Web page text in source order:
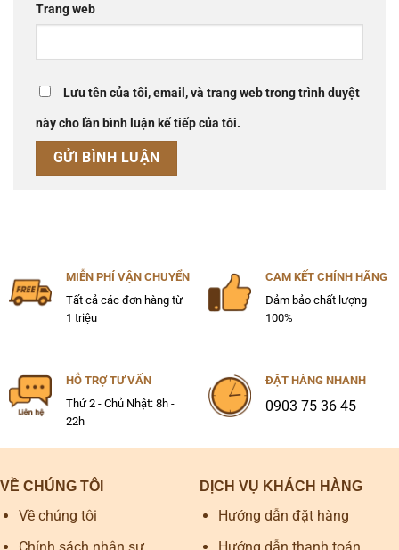
Trang web
Lưu tên của tôi, email, và trang web trong trình duyệt
này cho lần bình luận kế tiếp của tôi.
MIỄN PHÍ VẬN CHUYỂN
Tất cả các đơn hàng từ
1 triệu
CAM KẾT CHÍNH HÃNG
Đảm bảo chất lượng
100%
HỖ TRỢ TƯ VẤN
Thứ 2 - Chủ Nhật: 8h -
22h
ĐẶT HÀNG NHANH
0903 75 36 45
VỀ CHÚNG TÔI
Về chúng tôi
Chính sách nhân sự
DỊCH VỤ KHÁCH HÀNG
Hướng dẫn đặt hàng
Hướng dẫn thanh toán